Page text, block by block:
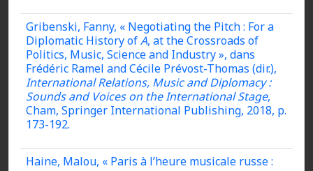
Gribenski, Fanny, « Negotiating the Pitch : For a
Diplomatic History ofA, at the Crossroads of
Politics, Music, Science and Industry », dans
Frédéric Ramel and Cécile Prévost-Thomas (dir.),
International Relations, Music and Diplomacy :
Sounds and Voices on the International Stage,
Cham, Springer International Publishing, 2018, p.
173-192.
Haine, Malou, « Paris à l’heure musicale russe :